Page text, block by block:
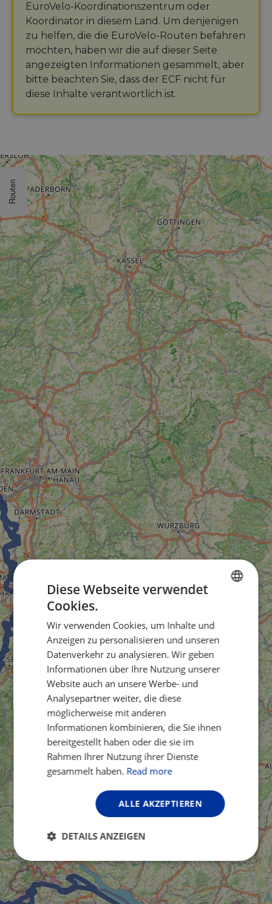
EuroVelo-Koordinationszentrum oder
Koordinator in diesem Land. Um denjenigen
zu helfen, die die EuroVelo-Routen befahren
möchten, haben wir die auf dieser Seite
angezeigten Informationen gesammelt, aber
bitte beachten Sie, dass der ECF nicht für
diese Inhalte verantwortlich ist.
Routen
FRENCH
Diese Webseite verwendet
Cookies.
Wir verwenden Cookies, um Inhalte und
Anzeigen zu personalisieren und unseren
Datenverkehr zu analysieren. Wir geben
Informationen über Ihre Nutzung unserer
Website auch an unsere Werbe- und
Analysepartner weiter, die diese
möglicherweise mit anderen
Informationen kombinieren, die Sie ihnen
bereitgestellt haben oder die sie im
Rahmen Ihrer Nutzung ihrer Dienste
gesammelt haben. Read more
ALLE AKZEPTIEREN
DETAILS ANZEIGEN
Unbedingt
erforderlich
Performance